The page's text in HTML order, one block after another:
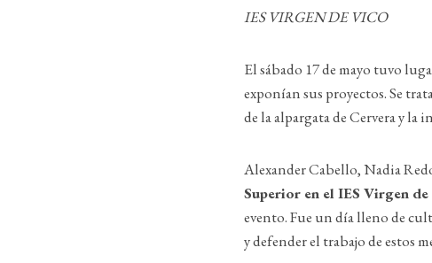
IES VIRGEN DE VICO
El sábado 17 de mayo tuvo
exponían sus proyectos. Se
de la alpargata de Cervera y la
Alexander Cabello, Nadia
Superior en el IES Virgen
evento. Fue un día lleno de
y defender el trabajo de estos